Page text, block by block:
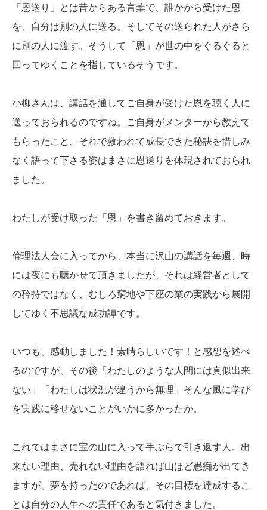
「恩送り」とは昔からある言葉で、誰かから受けた恩
を、自分は別の人に送る。そしてその送られた人がさら
に別の人に渡す。そうして「恩」が世の中をぐるぐると
回ってゆくことを指しているそうです。
小柳さんは、講話を通してご自身が受けた恩を聴く人に
送っておられるのですね。ご自身がメンターから教えて
もらったこと、それで救われて成長できた秘訣を惜しみ
なく語って下さる姿はまさに恩送りを体現されておられ
ました。
わたしが受け取った「恩」を書き留めておきます。
倫理法人会に入ってから、本当に沢山の講話を毎週、時
には夜にも聴かせて頂きましたが、それは経営者として
の矜持ではなく、むしろ窮地や下座の業の実践から展開
してゆく不思議な成功譚です。
いつも、感動しました！素晴らしいです！と感想を述べ
るのですが、その後「わたしのような人間には真似出来
ない」「わたしは状況が違うから無理」そんな風に学び
を実践に移せないことがいかに多かったか。
これではまさに宝の山に入って手ぶらで引き返す人。出
来ない理由、売れない理由を語れば山ほど愚痴が出てき
ますが、夢を持ったのであれば、その目標を達成するこ
とは自分の人生への責任であると気付きました。